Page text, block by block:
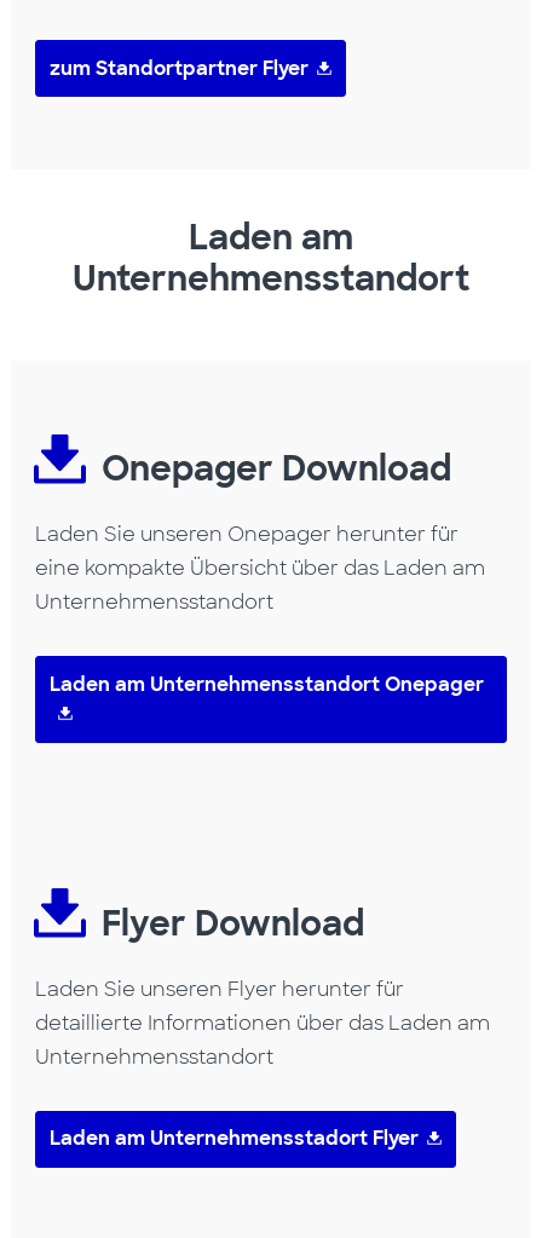
zum Standortpartner Flyer
Laden am
Unternehmensstandort
Onepager Download
Laden Sie unseren Onepager herunter für
eine kompakte Übersicht über das Laden am
Unternehmensstandort
Laden am Unternehmensstandort Onepager
Flyer Download
Laden Sie unseren Flyer herunter für
detaillierte Informationen über das Laden am
Unternehmensstandort
Laden am Unternehmensstadort Flyer